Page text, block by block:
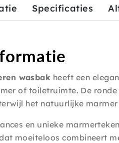
Specificaties
wasbak heeft een
of toiletruimte. De ronde
het natuurlijke
en unieke
moeiteloos combineert